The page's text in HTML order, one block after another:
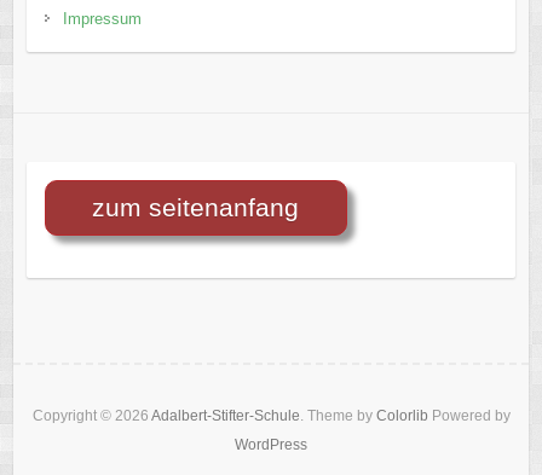
Impressum
Copyright © 2026 Adalbert-Stifter-Schule . Theme by Colorlib Powered by
WordPress